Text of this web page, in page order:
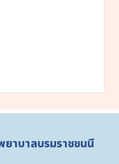
ยาบาลบรมราชชนนี